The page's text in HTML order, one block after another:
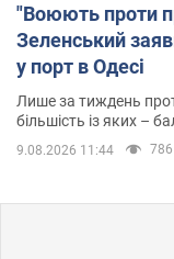
"Воюють проти
Зеленський
у порт в Одесі
Лише за тиждень
більшість із яких –
9.08.2026 11:44 786